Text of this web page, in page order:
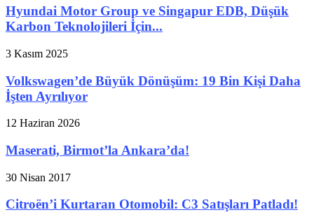
Hyundai Motor Group ve Singapur EDB, Düşük
Karbon Teknolojileri İçin...
3 Kasım 2025
Volkswagen’de Büyük Dönüşüm: 19 Bin Kişi Daha
İşten Ayrılıyor
12 Haziran 2026
Maserati, Birmot’la Ankara’da!
30 Nisan 2017
Citroën’i Kurtaran Otomobil: C3 Satışları Patladı!